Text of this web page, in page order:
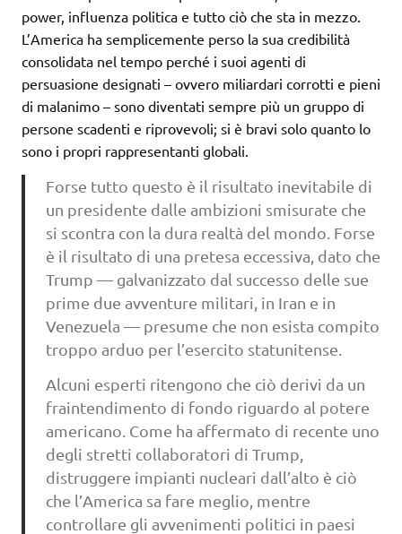
power, influenza politica e tutto ciò che sta in mezzo.
L’America ha semplicemente perso la sua credibilità
consolidata nel tempo perché i suoi agenti di
persuasione designati – ovvero miliardari corrotti e pieni
di malanimo – sono diventati sempre più un gruppo di
persone scadenti e riprovevoli; si è bravi solo quanto lo
sono i propri rappresentanti globali.
Forse tutto questo è il risultato inevitabile di
un presidente dalle ambizioni smisurate che
si scontra con la dura realtà del mondo. Forse
è il risultato di una pretesa eccessiva, dato che
Trump — galvanizzato dal successo delle sue
prime due avventure militari, in Iran e in
Venezuela — presume che non esista compito
troppo arduo per l’esercito statunitense.
Alcuni esperti ritengono che ciò derivi da un
fraintendimento di fondo riguardo al potere
americano. Come ha affermato di recente uno
degli stretti collaboratori di Trump,
distruggere impianti nucleari dall’alto è ciò
che l’America sa fare meglio, mentre
controllare gli avvenimenti politici in paesi